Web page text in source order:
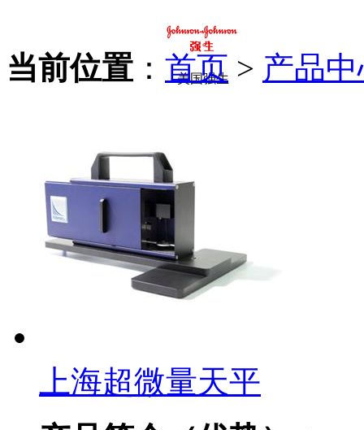
美国强生
当前位置 ： 首页 > 产品
上海超微量天平